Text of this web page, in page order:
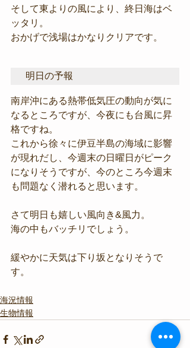
そして東よりの風により、終日海はベ
ッタリ。
おかげで浅場はかなりクリアです。
明日の予報
南岸沖にある熱帯低気圧の動向が気に
なるところですが、今夜にも台風に昇
格ですね。
これから徐々に伊豆半島の海域に影響
が現れだし、今週末の日曜日がピーク
になりそうですが、今のところ今週末
も問題なく潜れると思います。
さて明日も嬉しい風向き&風力。
海の中もバッチリでしょう。
緩やかに天気は下り坂となりそうで
す。
海況情報
生物情報